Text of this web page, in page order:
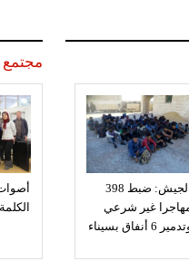
الجيش: ضبط 398
غير شرعي
6 أنفاق بسيناء
مجتمع